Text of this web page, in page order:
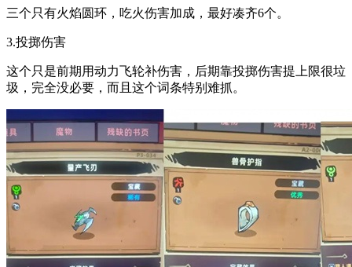
三个只有火焰圆环，吃火伤害加成，最好凑齐6个。
3.投掷伤害
这个只是前期用动力飞轮补伤害，后期靠投掷伤害提上限很垃
圾，完全没必要，而且这个词条特别难抓。